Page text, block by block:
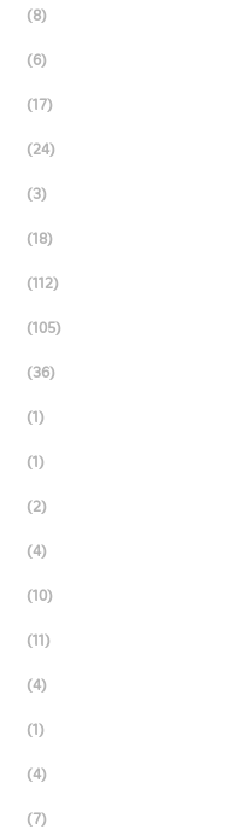
(8)
(6)
(17)
(24)
(3)
(18)
(112)
(105)
(36)
(1)
(1)
(2)
(4)
(10)
(11)
(4)
(1)
(4)
(7)